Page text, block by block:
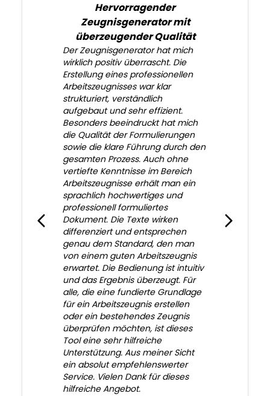
Hervorragender
Zeugnisgenerator mit
überzeugender Qualität
Der Zeugnisgenerator hat mich
wirklich positiv überrascht. Die
Erstellung eines professionellen
Arbeitszeugnisses war klar
strukturiert, verständlich
aufgebaut und sehr effizient.
Besonders beeindruckt hat mich
die Qualität der Formulierungen
sowie die klare Führung durch den
gesamten Prozess. Auch ohne
vertiefte Kenntnisse im Bereich
Arbeitszeugnisse erhält man ein
sprachlich hochwertiges und
professionell formuliertes
Dokument. Die Texte wirken
differenziert und entsprechen
genau dem Standard, den man
von einem guten Arbeitszeugnis
erwartet. Die Bedienung ist intuitiv
und das Ergebnis überzeugt. Für
alle, die eine fundierte Grundlage
für ein Arbeitszeugnis erstellen
oder ein bestehendes Zeugnis
überprüfen möchten, ist dieses
Tool eine sehr hilfreiche
Unterstützung. Aus meiner Sicht
ein absolut empfehlenswerter
Service. Vielen Dank für dieses
hilfreiche Angebot.